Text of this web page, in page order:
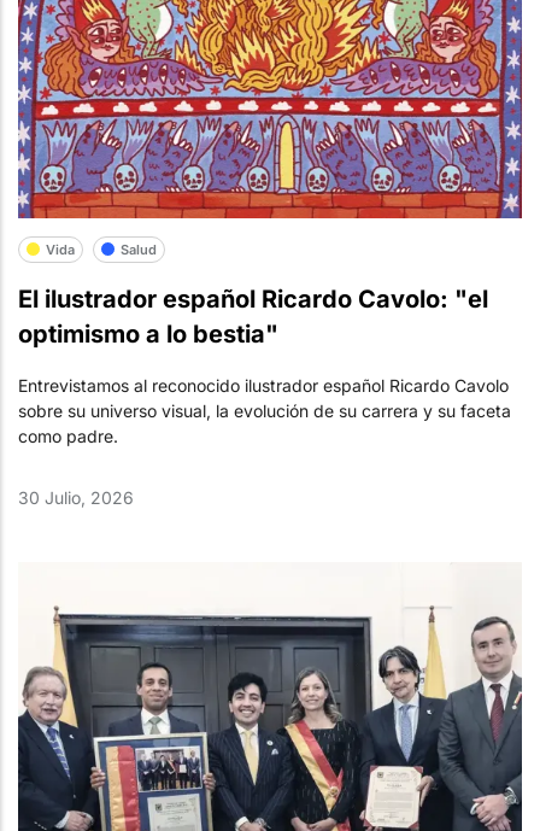
Vida Salud
El ilustrador español Ricardo Cavolo: "el
optimismo a lo bestia"
Entrevistamos al reconocido ilustrador español Ricardo Cavolo
sobre su universo visual, la evolución de su carrera y su faceta
como padre.
30 Julio, 2026